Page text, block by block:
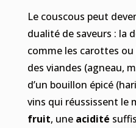
Le couscous peut
dualité de saveurs : la
comme les carottes
des viandes (agneau,
d’un bouillon épicé
vins qui réussissent le
fruit, une acidité